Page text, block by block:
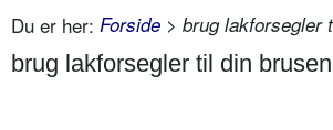
Du er her: Forside > brug lakforsegler
brug lakforsegler til din